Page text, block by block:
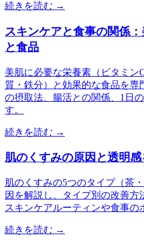
続きを読む →
スキンケアと食事の関係
と食品
美肌に必要な栄養素（ビタミン
質・鉄分）と効果的な食品を専
の摂取法、腸活との関係、1日
す。
続きを読む →
肌のくすみの原因と透明
肌のくすみの5つのタイプ（茶
因を解説し、タイプ別の改善
スキンケアルーティンや食事の
続きを読む →